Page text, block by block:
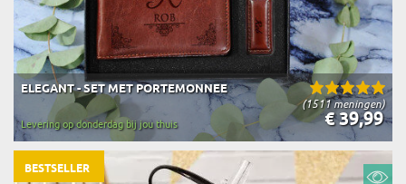
(1511 meningen)
ELEGANT - SET MET PORTEMONNEE
€ 39,99
Levering op donderdag bij jou thuis
BESTSELLER